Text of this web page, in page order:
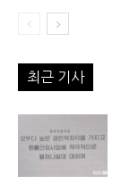
최근 기사